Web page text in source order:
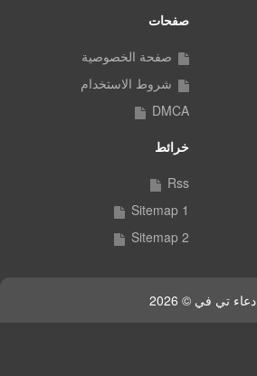
صفحات
صفحة الخصوصية
شروط الاستخدام
DMCA
خرائط
Rss
Sitemap 1
Sitemap 2
دعاء تي في © 2026